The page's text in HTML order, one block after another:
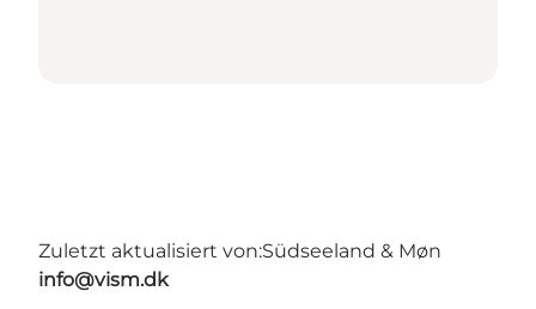
Zuletzt aktualisiert von:Südseeland & Møn
info@vism.dk